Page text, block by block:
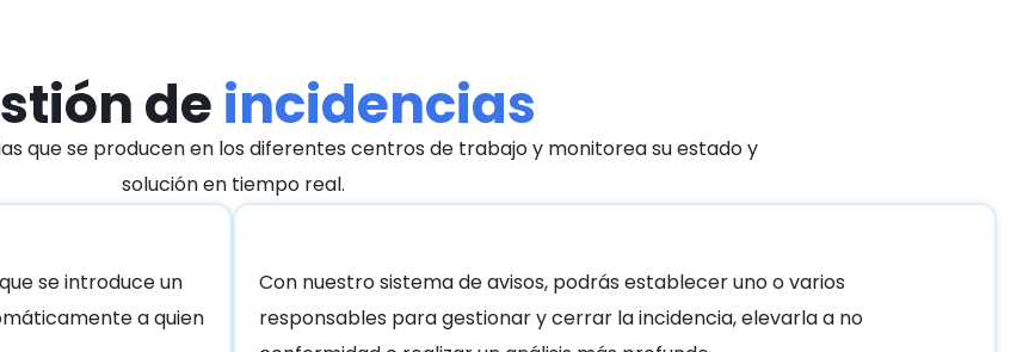
deincidencias
que se producen en los diferentes centros de trabajo y monitorea su estado y
solución en tiempo real.
se introduce un
a quien
Con nuestro sistema de avisos, podrás establecer uno o varios
responsables para gestionar y cerrar la incidencia, elevarla a no